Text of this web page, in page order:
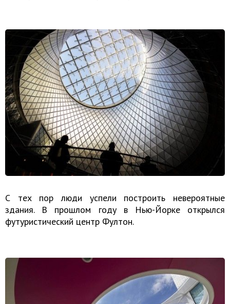
С тех пор люди успели построить невероятные
здания. В прошлом году в Нью-Йорке открылся
футуристический центр Фултон.